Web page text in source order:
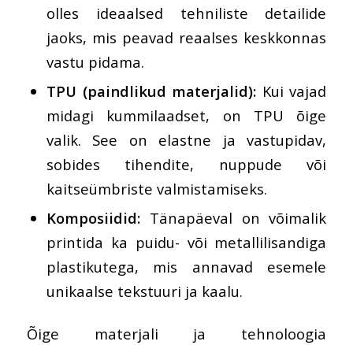
olles ideaalsed tehniliste detailide
jaoks, mis peavad reaalses keskkonnas
vastu pidama.
TPU (paindlikud materjalid): Kui vajad
midagi kummilaadset, on TPU õige
valik. See on elastne ja vastupidav,
sobides tihendite, nuppude või
kaitseümbriste valmistamiseks.
Komposiidid:Tänapäeval on võimalik
printida ka puidu- või metallilisandiga
plastikutega, mis annavad esemele
unikaalse tekstuuri ja kaalu.
Õige materjali ja tehnoloogia